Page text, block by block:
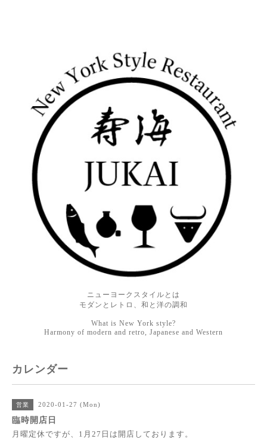
ニューヨークスタイルとは
モダンとレトロ、和と洋の調和
What is New York style?
Harmony of modern and retro, Japanese and Western
カレンダー
営業 2020-01-27 (Mon)
臨時開店日
月曜定休ですが、1月27日は開店しております。